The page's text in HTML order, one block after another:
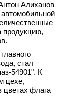
Алиханов
продукцию,
стал
54901". К
цехе,
цветах флага